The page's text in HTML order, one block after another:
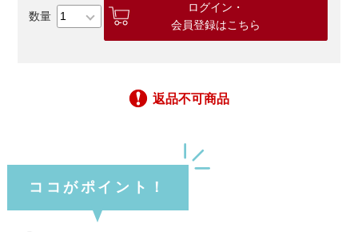
ログイン・
会員登録はこちら
返品不可商品
ココがポイント！